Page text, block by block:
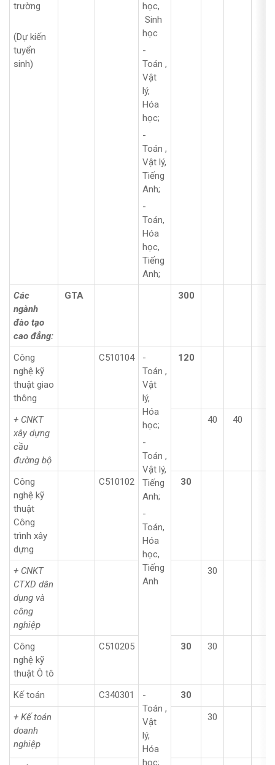
trường
(Dự kiến
tuyển
sinh)
học,
Sinh
học
-
Toán ,
Vật
lý,
Hóa
học;
-
Toán ,
Vật lý,
Tiếng
Anh;
-
Toán,
Hóa
học,
Tiếng
Anh;
Các
ngành
đào tạo
cao đẳng:
GTA 300
Công
nghệ kỹ
thuật giao
thông
C510104
-
Toán ,
Vật
lý,
Hóa
học;
-
Toán ,
Vật lý,
Tiếng
Anh;
-
Toán,
Hóa
học,
Tiếng
Anh
120
+ CNKT
xây dựng
cầu
đường bộ
40 40
Công
nghệ kỹ
thuật
Công
trình xây
dựng
C510102 30
+ CNKT
CTXD dân
dụng và
công
nghiệp
30
Công
nghệ kỹ
thuật Ô tô
C510205 30 30
Kế toán C340301
-
Toán ,
Vật
lý,
Hóa
học;
30
+ Kế toán
doanh
nghiệp
30